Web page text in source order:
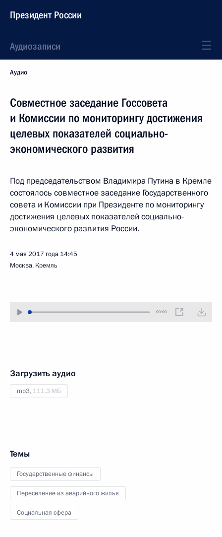
Президент России
Аудиозаписи
Аудио
Совместное заседание Госсовета
и Комиссии по мониторингу достижения
целевых показателей социально-
экономического развития
Под председательством Владимира Путина в Кремле
состоялось совместное заседание Государственного
совета и Комиссии при Президенте по мониторингу
достижения целевых показателей социально-
экономического развития России.
4 мая 2017 года 14:45
Москва, Кремль
00:00
Загрузить аудио
mp3, 111.3 МБ
Темы
Государственные финансы
Переселение из аварийного жилья
Социальная сфера